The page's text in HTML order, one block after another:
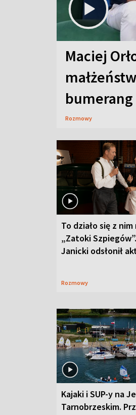
Maciej
bumerang
Rozmowy
To działo się z
„Zatoki
Janicki odsłonił
Rozmowy
Kajaki i SUP-y na
Tarnobrzeskim.